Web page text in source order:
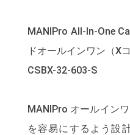
MANIPro All-In-One
ドオールインワン（Xコ
CSBX-32-603-S
MANIPro オールイン
を容易にするよう設